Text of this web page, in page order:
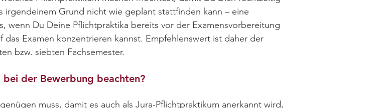
irgendeinem Grund nicht wie geplant stattfinden kann – eine
wenn Du Deine Pflichtpraktika bereits vor der Examensvorbereitung
Examen konzentrieren kannst. Empfehlenswert ist daher der
bzw. siebten Fachsemester.
bei der Bewerbung beachten?
muss, damit es auch als Jura-Pflichtpraktikum anerkannt wird,